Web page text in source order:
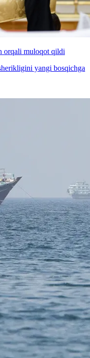
orqali muloqot qildi
yangi bosqichga